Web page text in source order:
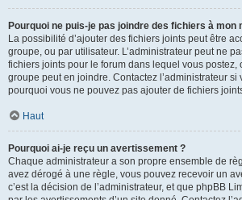
Pourquoi ne puis-je pas joindre des fichiers à mon
La possibilité d’ajouter des fichiers joints peut être
groupe, ou par utilisateur. L’administrateur peut ne
fichiers joints pour le forum dans lequel vous postez,
groupe peut en joindre. Contactez l’administrateur si
pourquoi vous ne pouvez pas ajouter de fichiers
Haut
Pourquoi ai-je reçu un avertissement ?
Chaque administrateur a son propre ensemble de
avez dérogé à une règle, vous pouvez recevoir un
c’est la décision de l’administrateur, et que phpBB